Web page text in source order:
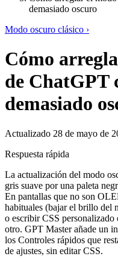
demasiado oscuro
Modo oscuro clásico ›
Cómo
de ChatGPT
demasiado
Actualizado 28 de mayo de
Respuesta rápida
La actualización del modo
gris suave por una paleta
En pantallas que no son
habituales (bajar el brillo del
o escribir CSS
otro. GPT Master añade un
los Controles rápidos que
de ajustes, sin editar CSS.